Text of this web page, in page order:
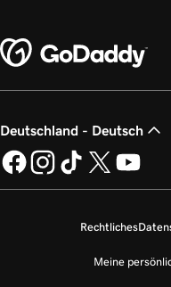
Deutschland - Deutsch
Rechtliches
Meine